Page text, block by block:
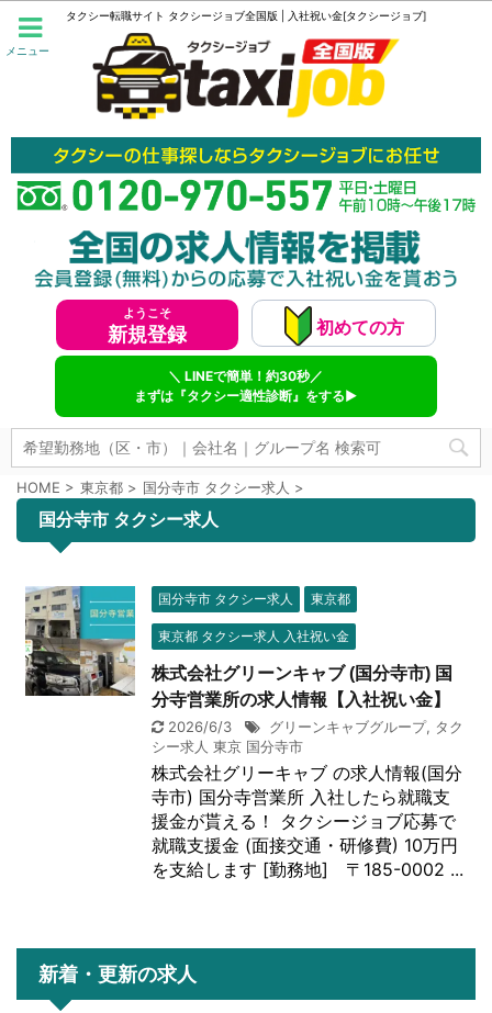
メニュー
タクシー転職サイト タクシージョブ全国版 | 入社祝い金[タクシージョブ]
ようこそ
新規登録 初めての方
＼ LINEで簡単！約30秒／
まずは『タクシー適性診断』をする▶
HOME > 東京都 > 国分寺市 タクシー求人 >
国分寺市 タクシー求人
国分寺市 タクシー求人 東京都
東京都 タクシー求人 入社祝い金
株式会社グリーンキャブ (国分寺市) 国
分寺営業所の求人情報【入社祝い金】
2026/6/3 グリーンキャブグループ, タク
シー求人 東京 国分寺市
株式会社グリーキャブ の求人情報(国分
寺市) 国分寺営業所 入社したら就職支
援金が貰える！ タクシージョブ応募で
就職支援金 (面接交通・研修費) 10万円
を支給します [勤務地] 〒185-0002 ...
新着・更新の求人